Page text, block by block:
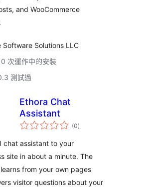
and WooCommerce
Software Solutions LLC
次運作中的安裝
測試過
Ethora Chat
Assistant
(0總
評)
chat assistant to your
site in about a minute. The
from your own pages
visitor questions about your